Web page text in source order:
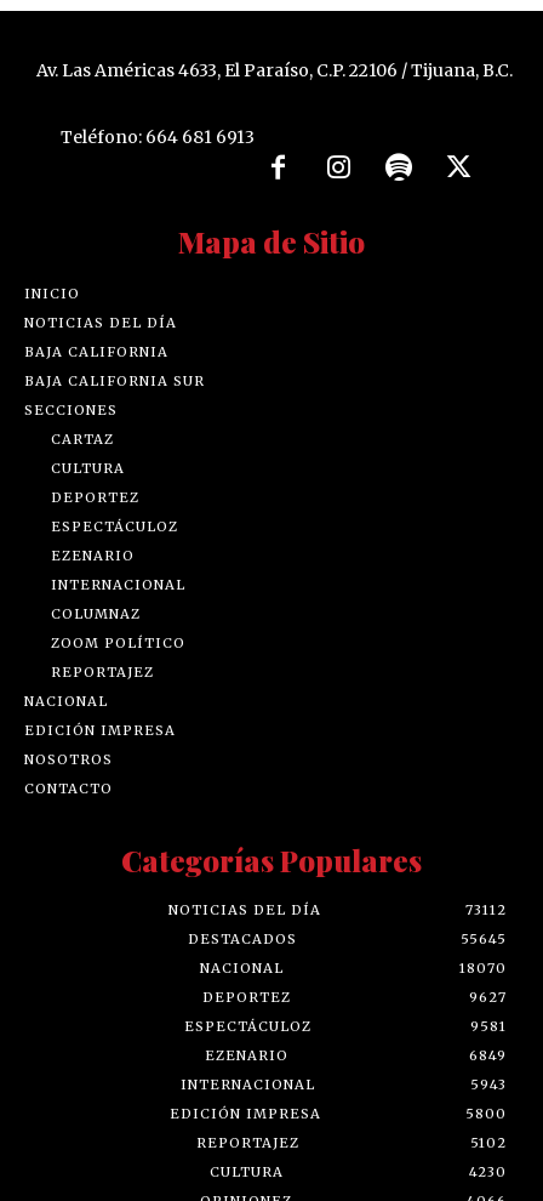
Av. Las Américas 4633, El Paraíso, C.P. 22106 / Tijuana, B.C.
Teléfono: 664 681 6913
Mapa de Sitio
INICIO
NOTICIAS DEL DÍA
BAJA CALIFORNIA
BAJA CALIFORNIA SUR
SECCIONES
CARTAZ
CULTURA
DEPORTEZ
ESPECTÁCULOZ
EZENARIO
INTERNACIONAL
COLUMNAZ
ZOOM POLÍTICO
REPORTAJEZ
NACIONAL
EDICIÓN IMPRESA
NOSOTROS
CONTACTO
Categorías Populares
NOTICIAS DEL DÍA
73112
DESTACADOS
55645
NACIONAL
18070
DEPORTEZ
9627
ESPECTÁCULOZ
9581
EZENARIO
6849
INTERNACIONAL
5943
EDICIÓN IMPRESA
5800
REPORTAJEZ
5102
CULTURA
4230